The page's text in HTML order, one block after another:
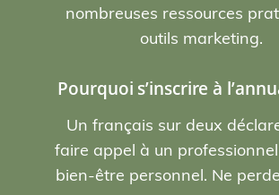
nombreuses ressources
outils marketing.
Pourquoi s’inscrire à
Un français sur deux
faire appel à un
bien-être personnel. Ne